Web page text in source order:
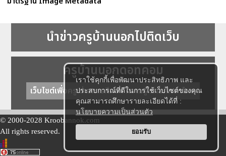
เราใช้คุกกี้เพื่อพัฒนาประสิทธิภาพ และ
ประสบการณ์ที่ดีในการใช้เว็บไซต์ของคุณ
คุณสามารถศึกษารายละเอียดได้ที่ :
นโยบายความเป็นส่วนตัว
ยอมรับ
นำข่าวครูบ้านนอกไปติดเว็บ
ครูบ้านนอกดอทคอม
เว็บไซต์เพื่อครู ข่าวการศึกษา ความรู้ การศึกษาไทย
© 2000-2028 Kroobannok.com
All rights reserved.